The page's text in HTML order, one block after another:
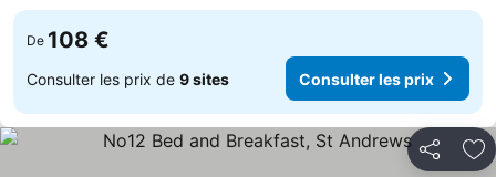
De 108 €
Consulter les prix de 9 sites Consulter les prix
Partager